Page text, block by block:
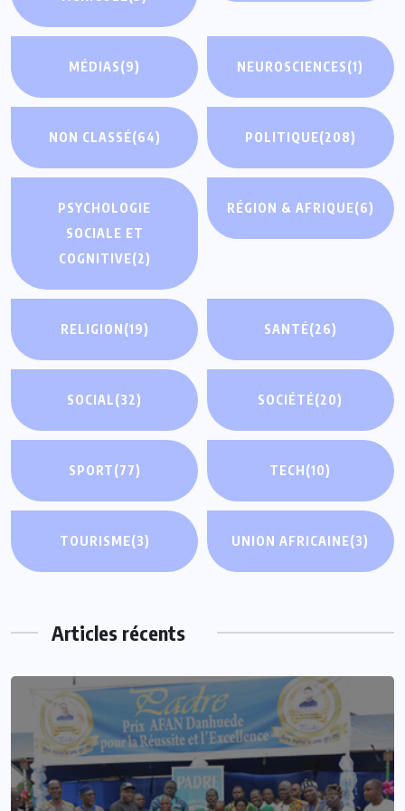
MÉDIAS(9) NEUROSCIENCES(1)
NON CLASSÉ(64) POLITIQUE(208)
PSYCHOLOGIE
SOCIALE ET
COGNITIVE(2)
RÉGION & AFRIQUE(6)
RELIGION(19) SANTÉ(26)
SOCIAL(32) SOCIÉTÉ(20)
SPORT(77) TECH(10)
TOURISME(3) UNION AFRICAINE(3)
Articles récents